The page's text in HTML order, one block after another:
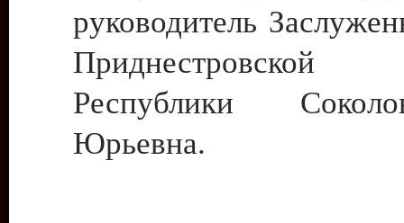
руководитель
Приднестровской
Республики
Юрьевна.